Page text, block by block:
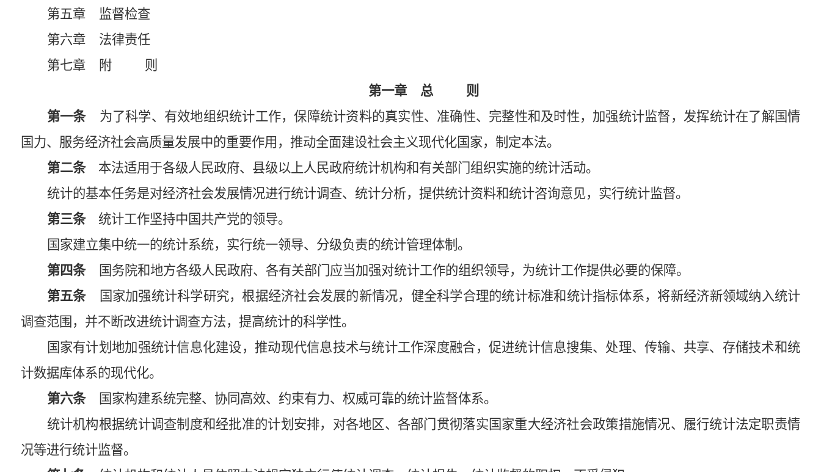
第五章 监督检查
第六章 法律责任
第七章 附 则
第一章 总 则
第一条为了科学、有效地组织统计工作，保障统计资料的真实性、准确性、完整性和及时性，加强统计监督，发挥统计在了解国情
国力、服务经济社会高质量发展中的重要作用，推动全面建设社会主义现代化国家，制定本法。
第二条本法适用于各级人民政府、县级以上人民政府统计机构和有关部门组织实施的统计活动。
统计的基本任务是对经济社会发展情况进行统计调查、统计分析，提供统计资料和统计咨询意见，实行统计监督。
第三条统计工作坚持中国共产党的领导。
国家建立集中统一的统计系统，实行统一领导、分级负责的统计管理体制。
第四条国务院和地方各级人民政府、各有关部门应当加强对统计工作的组织领导，为统计工作提供必要的保障。
第五条国家加强统计科学研究，根据经济社会发展的新情况，健全科学合理的统计标准和统计指标体系，将新经济新领域纳入统计
调查范围，并不断改进统计调查方法，提高统计的科学性。
国家有计划地加强统计信息化建设，推动现代信息技术与统计工作深度融合，促进统计信息搜集、处理、传输、共享、存储技术和统
计数据库体系的现代化。
第六条国家构建系统完整、协同高效、约束有力、权威可靠的统计监督体系。
统计机构根据统计调查制度和经批准的计划安排，对各地区、各部门贯彻落实国家重大经济社会政策措施情况、履行统计法定职责情
况等进行统计监督。